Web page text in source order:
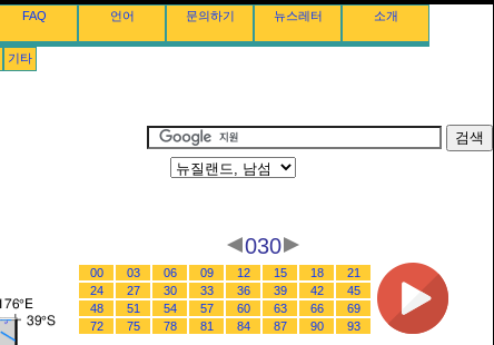
FAQ 언어 문의하기 뉴스레터 소개
기타
030
00 03 06 09 12 15 18
21
24
27 30 33 36 39 42
45
48
51 54 57 60 63 66
69
72
75 78 81 84 87 90 93